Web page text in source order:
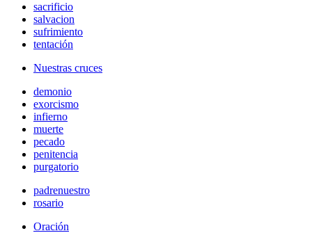
sacrificio
salvacion
sufrimiento
tentación
Nuestras cruces
demonio
exorcismo
infierno
muerte
pecado
penitencia
purgatorio
padrenuestro
rosario
Oración